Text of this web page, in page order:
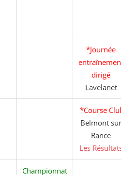
*Journée
dirigé
Lavelanet
*Course
Belmont sur
Rance
Les
Championnat